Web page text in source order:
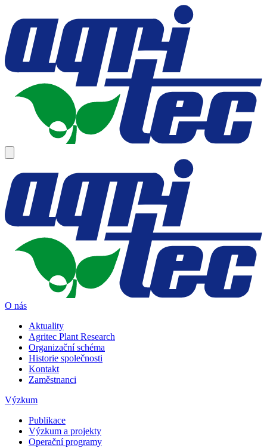
O nás
Aktuality
Agritec Plant Research
Organizační schéma
Historie společnosti
Kontakt
Zaměstnanci
Výzkum
Publikace
Výzkum a projekty
Operační programy